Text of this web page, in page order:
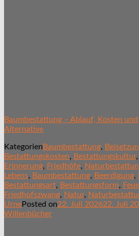
Baumbestattung – Ablauf, Kosten
Alternative
Kategorien Baumbestattung,
Bestattungskosten, Bestattungskultur,
Erinnerung, Friedhöfe,
Lebens, Baumbestattung, Beerdigung,
Bestattungsart, Bestattungsform,
Friedhofszwang, Natur,
UrnePosted on22. Juli 202622. Juli
Willenbücher